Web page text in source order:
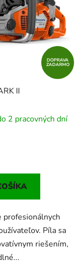
DOPRAVA
ZADARMO
II
2 pracovných dní
profesionálnych
Píla sa
riešením,